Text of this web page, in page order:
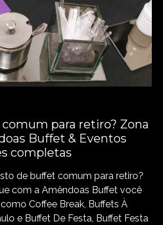
para retiro? Zona
Buffet & Eventos
completas
de buffet comum para retiro?
com a Amêndoas Buffet você
Coffee Break, Buffets À
e Buffet De Festa, Buffet Festa